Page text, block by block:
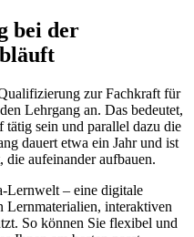
bei der
zur Fachkraft für
Lehrgang an. Das bedeutet,
sein und parallel dazu die
dauert etwa ein Jahr und ist
aufeinander aufbauen.
Lernwelt – eine digitale
Lernmaterialien, interaktiven
So können Sie flexibel und